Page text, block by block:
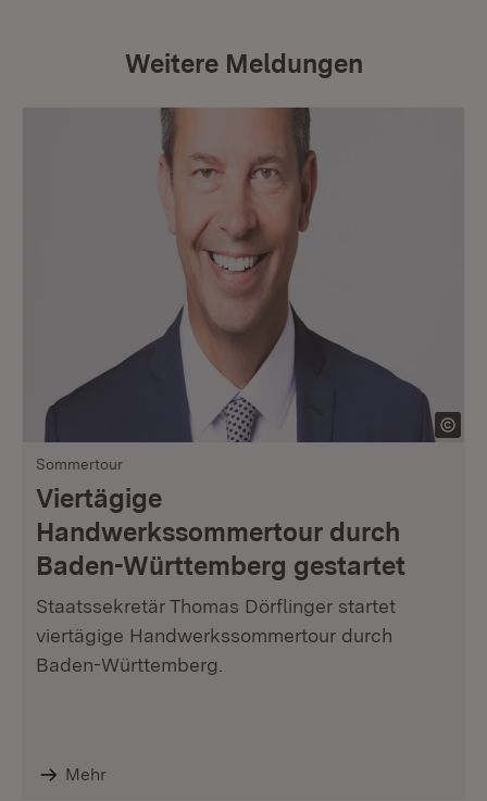
Weitere Meldungen
Sommertour
Viertägige
Handwerkssommertour durch
Baden-Württemberg gestartet
Staatssekretär Thomas Dörflinger startet
viertägige Handwerkssommertour durch
Baden-Württemberg.
Mehr